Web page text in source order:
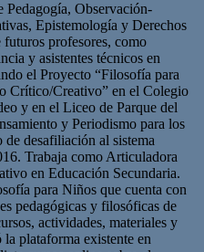
Pedagogía, Observación-
Epistemología y Derechos
profesores, como
y asistentes técnicos en
el Proyecto “Filosofía para
Crítico/Creativo” en el Colegio
y en el Liceo de Parque del
y Periodismo para los
de desafiliación al sistema
Trabaja como Articuladora
en Educación Secundaria.
para Niños que cuenta con
pedagógicas y filosóficas de
actividades, materiales y
plataforma existente en